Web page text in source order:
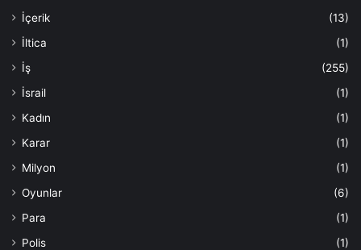
İçerik
(13)
İltica
(1)
İş
(255)
İsrail
(1)
Kadın
(1)
Karar
(1)
Milyon
(1)
Oyunlar
(6)
Para
(1)
Polis
(1)